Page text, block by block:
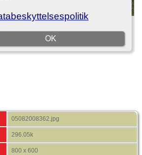
05082008362.jpg
296.05k
800 x 600